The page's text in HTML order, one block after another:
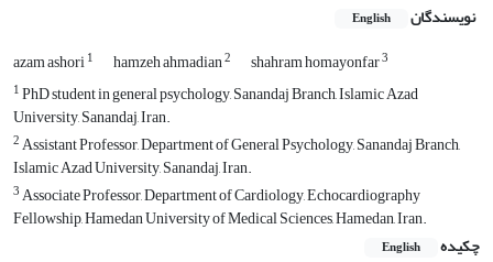
نویسندگان English
azam ashori1 hamzeh ahmadian2 shahram homayonfar3
1PhD student in general psychology, Sanandaj Branch, Islamic Azad
University, Sanandaj, Iran.
2Assistant Professor, Department of General Psychology, Sanandaj Branch,
Islamic Azad University, Sanandaj, Iran.
3Associate Professor, Department of Cardiology, Echocardiography
Fellowship, Hamedan University of Medical Sciences, Hamedan, Iran.
چکیده
English